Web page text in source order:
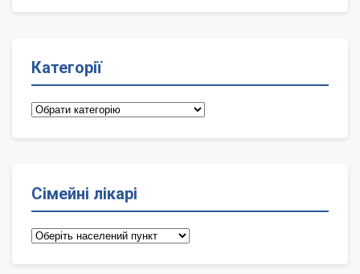
Категорії
Категорії
Сімейні лікарі
Сімейні